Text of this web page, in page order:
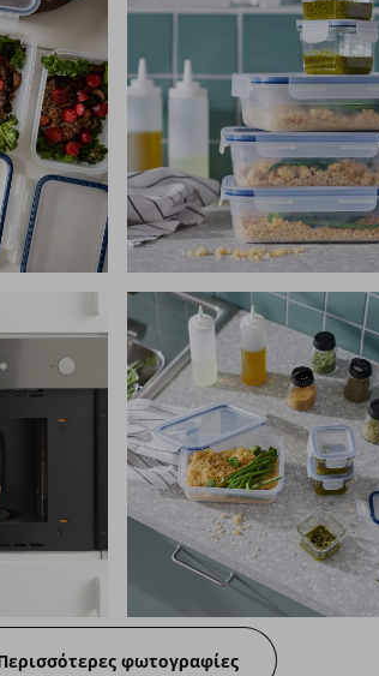
φωτογραφίες